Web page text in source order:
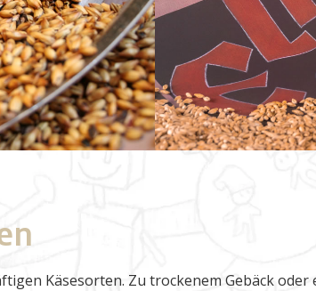
Käsesorten. Zu trockenem Gebäck